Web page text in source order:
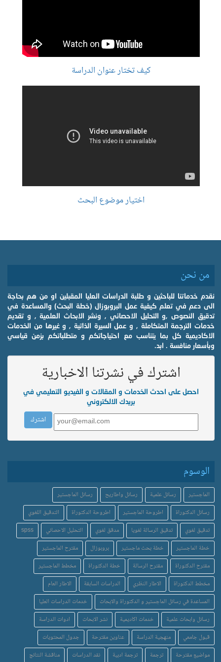
كيف تختار عنوان الدراسة
اختيار موضوع البحث
من نحن
نقدم خدماتنا للباحثين و طلبة الدراسات العليا المقبلين او من هم بحاجة
الى دعم في تعلم كيفية عمل البروبوزال (خطة البحث) والمساعدة في
تدقيق النصوص ,و التحليل الاحصائي , ونشر الابحاث العلمية , و تقديم
خدمات الترجمة المتكاملة , و عمل السيرة الذاتية , و غيرها من الخدمات
الاكاديمية كل بما يتناسب مع احتياجاتكم و متطلباتكم بزمن قياسي
وبأسعار منافسة . ابد.
اشترك في نشرتنا الاخبارية
احصل على احدث الخدمات و المقالات و الفيديو التعليمي في
بريدك الالكتروني
الوسوم
الماجستير رسائل علمية رسائل واطاريح
رسائل الماجستير
رسائل الدكتوراة
اطروحة الماجستير اطروحة الدكتوراة
التدقيق اللغوي
تدقيق لغوي
تدقيق الرسالة لغويا مدقق لغوي التحليل الاحصائي
spss
خطة الماجستير
خطة بحث ماجستير بروبوزال
مقترح الماجستير
مقترح الدكتوراة
مقترح الرسالة خطة الدكتوراة
مخطط الماجستير
مخطط الدكتوراة
الاطار النظري الدراسات السابقة
الاطار العام
المساعدة في رسائل الماجستير و الدكتوراة والابحاث
خدمات الدراسات العليا
رسائل وابحاث علمية
خدمات اكاديمية نشر الابحاث
ادوات الدراسة
قبول جامعي
منهجية الدراسة عناوين مقترحة
جدول المحتويات
مواضيع مقترحة
ترجمة ترجمة ادبية نقد الدراسات مناقشة النتائج